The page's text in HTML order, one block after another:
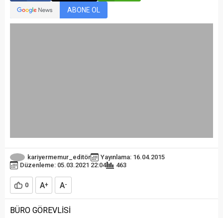
ABONE OL
kariyermemur_editör
Yayınlama: 16.04.2015
Düzenleme: 05.03.2021 22:04
463
0 A+ A-
BÜRO GÖREVLİSİ